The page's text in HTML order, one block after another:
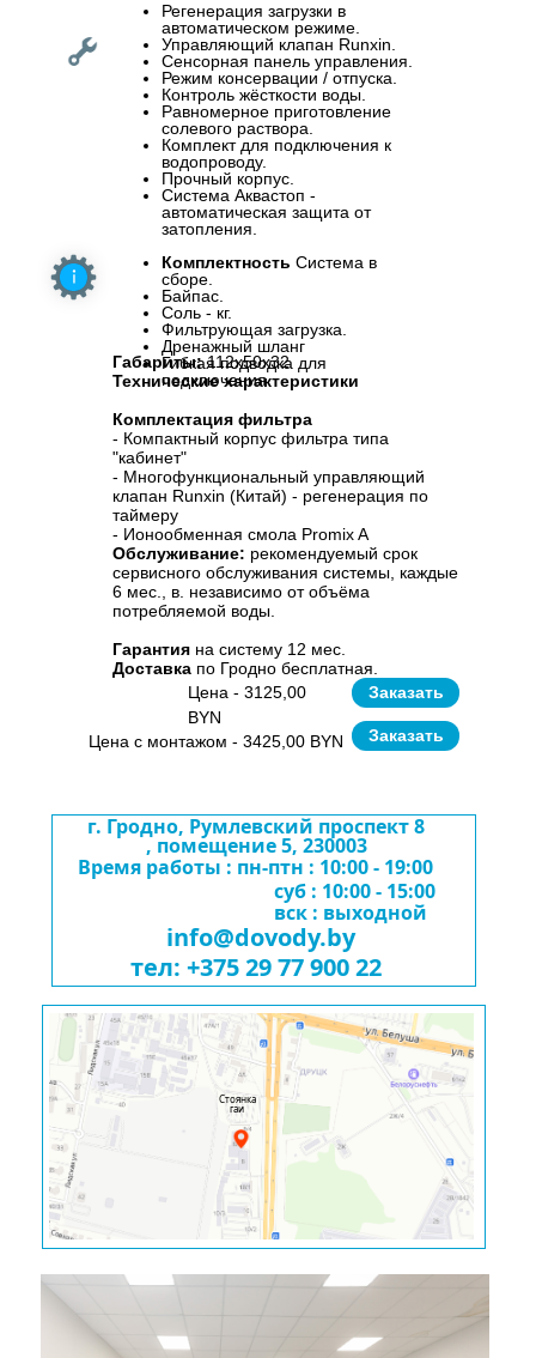
Регенерация загрузки в
автоматическом режиме.
Управляющий клапан Runxin.
Сенсорная панель управления.
Режим консервации / отпуска.
Контроль жёсткости воды.
Равномерное приготовление
солевого раствора.
Комплект для подключения к
водопроводу.
Прочный корпус.
Система Аквастоп -
автоматическая защита от
затопления.
Комплектность Система в
сборе.
Байпас.
Соль - кг.
Фильтрующая загрузка.
Дренажный шланг
Гибкая подводка для
подключения
Габариты:112x50x32
Технические характеристики
Комплектация фильтра
- Компактный корпус фильтра типа
"кабинет"
- Многофункциональный управляющий
клапан Runxin (Китай) - регенерация по
таймеру
- Ионообменная смола Promix A
Обслуживание: рекомендуемый срок
сервисного обслуживания системы, каждые
6 мес., в. независимо от объёма
потребляемой воды.
Гарантия на систему 12 мес.
Доставка по Гродно бесплатная.
Заказать
Заказать
Цена с монтажом - 3425,00 BYN
Цена - 3125,00
BYN
Стоянка
гаи
г. Гродно, Румлевский проспект 8
, помещение 5, 230003
тел: +375 29 77 900 22
info@dovody.by
Время работы : пн-птн : 10:00 - 19:00
вск : выходной
суб : 10:00 - 15:00